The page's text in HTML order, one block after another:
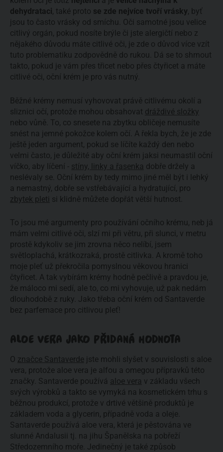
dehydrataci, také proto se zde nejvíce tvoří vrásky, byť
jsou to často vrásky od smíchu. Oči samotné jsou velice
citlivý orgán, pokud nosíte brýle či jste alergičtí nebo z
nějakého důvodu máte citlivé oči, je zde o důvod více vzít
tuto problematiku zodpovědně do rukou. Dá se to shrnout
takto, pokud je vám přes třicet nebo přes čtyřicet a máte
citlivé oči, oční krém je pro vás nutný.
Běžné krémy nemusí vyhovovat právě citlivému okolí a
sliznici očí, protože mohou obsahovat dráždivé složky
nebo vůně. To, co snesete na zbytku obličeje nemusíte
snést na jemné pokožce kolem očí. A řekla bych, že je zde
ještě jeden argument, pokud se líčíte každý den nebo
velmi často, je důležité aby oční krém jaksi neumastil oční
víčko, aby líčení - stíny, linky a řasenka dobře držely a
neslévaly se. Oční krém by tedy mimo jiné měl být i lehký
a nemastný, dobře se vstřebávající a hydratující, pro
zbytek pleti si klidně můžete dopřát větší hutnost.
To jsou mé argumenty pro používání očního krému, neb já
mám velmi citlivé oči, slzí mi při větru, při slunci, v metru
prostě kdykoliv se jim zrovna něco nelíbí, jsem
světloplachá, krátkozraká, prostě citlivka. A kromě toho
moje pleť už překročila pomyslnou věkovou hranici
čtyřicet. A tak vybírám krémy hodně pečlivě a pravdou je,
že máloco mi sedí, ale to, co mi vyhovuje, už pak nedám
dlouhodobě z ruky. Jako třeba oční krém od Santaverde
bez parfemace pro citlivou pleť!
ALOE VERA JAKO PŘIDANÁ HODNOTA
O značce Santaverde jste mohli slyšet v souvislosti s aloe
vera, protože aloe vera je alfou a omegou přípravků této
značky. Santaverde používá aloe vera v základu všech
svých výrobků a takto se vymyká na kosmetickém trhu s
běžnou produkcí, protože v drtivé většině produktů je
základem voda a glycerin, případně voda a oleje.
Santaverde používá aloe vera, která je pěstována ve
slunné Andalusii tj. na jihu Španělska na pobřeží
Středozemního moře. Jedinečný je také způsob